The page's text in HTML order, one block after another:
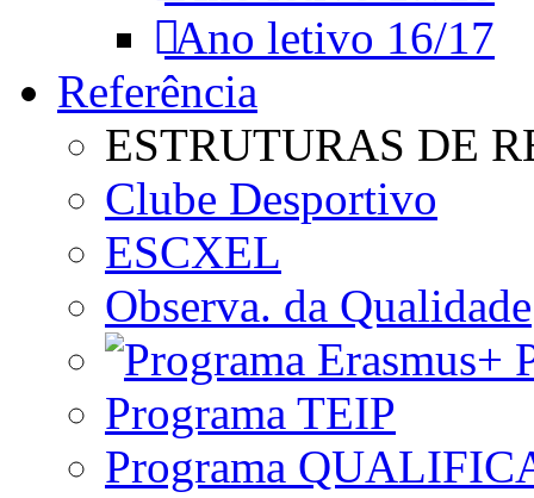
Ano letivo 16/17
Referência
ESTRUTURAS DE
Clube Desportivo
ESCXEL
Observa. da Qualidade
Programa TEIP
Programa